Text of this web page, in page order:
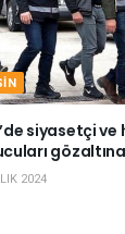
siyasetçi ve
gözaltına
2024